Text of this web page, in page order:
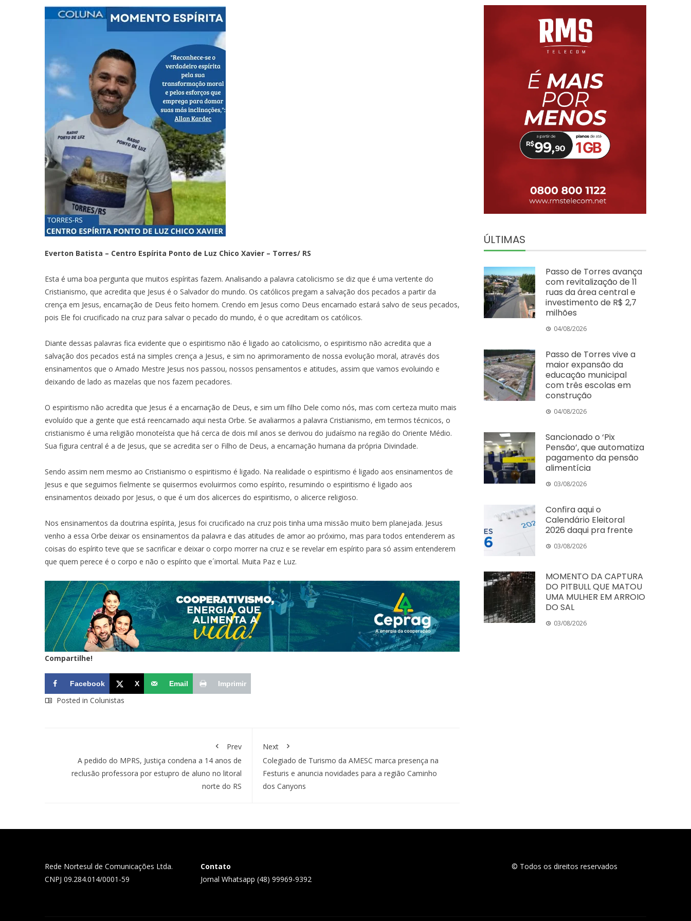
Everton Batista – Centro Espírita Ponto de Luz Chico Xavier – Torres/ RS
Esta é uma boa pergunta que muitos espíritas fazem. Analisando a palavra catolicismo se diz que é uma vertente do
Cristianismo, que acredita que Jesus é o Salvador do mundo. Os católicos pregam a salvação dos pecados a partir da
crença em Jesus, encarnação de Deus feito homem. Crendo em Jesus como Deus encarnado estará salvo de seus pecados,
pois Ele foi crucificado na cruz para salvar o pecado do mundo, é o que acreditam os católicos.
Diante dessas palavras fica evidente que o espiritismo não é ligado ao catolicismo, o espiritismo não acredita que a
salvação dos pecados está na simples crença a Jesus, e sim no aprimoramento de nossa evolução moral, através dos
ensinamentos que o Amado Mestre Jesus nos passou, nossos pensamentos e atitudes, assim que vamos evoluindo e
deixando de lado as mazelas que nos fazem pecadores.
O espiritismo não acredita que Jesus é a encarnação de Deus, e sim um filho Dele como nós, mas com certeza muito mais
evoluído que a gente que está reencarnado aqui nesta Orbe. Se avaliarmos a palavra Cristianismo, em termos técnicos, o
cristianismo é uma religião monoteísta que há cerca de dois mil anos se derivou do judaísmo na região do Oriente Médio.
Sua figura central é a de Jesus, que se acredita ser o Filho de Deus, a encarnação humana da própria Divindade.
Sendo assim nem mesmo ao Cristianismo o espiritismo é ligado. Na realidade o espiritismo é ligado aos ensinamentos de
Jesus e que seguimos fielmente se quisermos evoluirmos como espírito, resumindo o espiritismo é ligado aos
ensinamentos deixado por Jesus, o que é um dos alicerces do espiritismo, o alicerce religioso.
Nos ensinamentos da doutrina espírita, Jesus foi crucificado na cruz pois tinha uma missão muito bem planejada. Jesus
venho a essa Orbe deixar os ensinamentos da palavra e das atitudes de amor ao próximo, mas para todos entenderem as
coisas do espírito teve que se sacrificar e deixar o corpo morrer na cruz e se revelar em espírito para só assim entenderem
que quem perece é o corpo e não o espírito que e´imortal. Muita Paz e Luz.
Compartilhe!
Facebook X Email Imprimir
Posted in Colunistas
Prev
A pedido do MPRS, Justiça condena a 14 anos de
reclusão professora por estupro de aluno no litoral
norte do RS
Next
Colegiado de Turismo da AMESC marca presença na
Festuris e anuncia novidades para a região Caminho
dos Canyons
ÚLTIMAS
Passo de Torres avança
com revitalização de 11
ruas da área central e
investimento de R$ 2,7
milhões
04/08/2026
Passo de Torres vive a
maior expansão da
educação municipal
com três escolas em
construção
04/08/2026
Sancionado o ‘Pix
Pensão’, que automatiza
pagamento da pensão
alimentícia
03/08/2026
Confira aqui o
Calendário Eleitoral
2026 daqui pra frente
03/08/2026
MOMENTO DA CAPTURA
DO PITBULL QUE MATOU
UMA MULHER EM ARROIO
DO SAL
03/08/2026
Rede Nortesul de Comunicações Ltda.
CNPJ 09.284.014/0001-59
Contato
Jornal Whatsapp (48) 99969-9392
© Todos os direitos reservados